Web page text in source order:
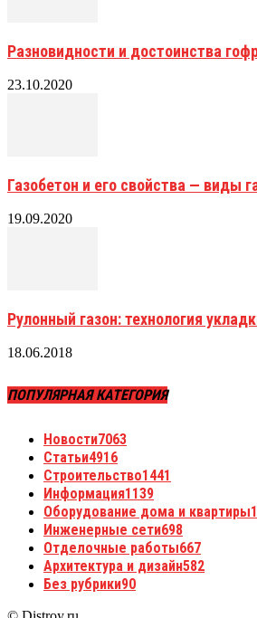
Разновидности и достоинства
23.10.2020
Газобетон и его свойства — виды
19.09.2020
Рулонный газон: технология
18.06.2018
ПОПУЛЯРНАЯ КАТЕГОРИЯ
Новости7063
Статьи4916
Строительство1441
Информация1139
Оборудование дома и квартиры
Инженерные сети698
Отделочные работы667
Архитектура и дизайн582
Без рубрики90